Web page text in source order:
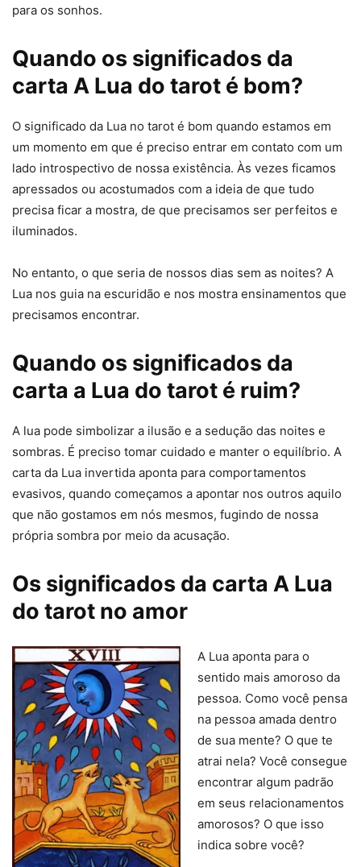
para os sonhos.
Quando os significados da
carta A Lua do tarot é bom?
O significado da Lua no tarot é bom quando estamos em
um momento em que é preciso entrar em contato com um
lado introspectivo de nossa existência. Às vezes ficamos
apressados ou acostumados com a ideia de que tudo
precisa ficar a mostra, de que precisamos ser perfeitos e
iluminados.
No entanto, o que seria de nossos dias sem as noites? A
Lua nos guia na escuridão e nos mostra ensinamentos que
precisamos encontrar.
Quando os significados da
carta a Lua do tarot é ruim?
A lua pode simbolizar a ilusão e a sedução das noites e
sombras. É preciso tomar cuidado e manter o equilíbrio. A
carta da Lua invertida aponta para comportamentos
evasivos, quando começamos a apontar nos outros aquilo
que não gostamos em nós mesmos, fugindo de nossa
própria sombra por meio da acusação.
Os significados da carta A Lua
do tarot no amor
A Lua aponta para o
sentido mais amoroso da
pessoa. Como você pensa
na pessoa amada dentro
de sua mente? O que te
atrai nela? Você consegue
encontrar algum padrão
em seus relacionamentos
amorosos? O que isso
indica sobre você?